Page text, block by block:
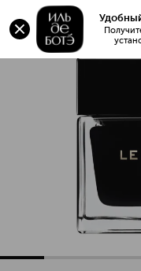
Le Soin Noir
Описание
Характеристики